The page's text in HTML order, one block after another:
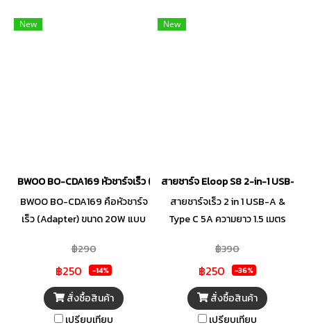
New
BWOO BO-CDA169 หัวชาร์จเร็ว (Adapter) ขนาด 20W แบบพอร์ตเดี่ยว
BWOO BO-CDA169 คือหัวชาร์จ
เร็ว (Adapter) ขนาด 20W แบบ
เทคโนโลยี Power Delivery (PD
3.0) ออกแบบมาสำหรับการชาร์จ
สมาร์ทโฟนโดยเฉพาะ
฿290
฿250 -14%
สั่งซื้อสินค้า
เปรียบเทียบ
New
สายชาร์จ Eloop S8 2-in-1 USB-A
สายชาร์จเร็ว 2 in 1 USB-A &
Type C 5A ความยาว 1.5 เมตร
จาก Type C เป็น USB-A ในตัว
วัสดุไนลอนถัก แข็งแรง ทนทาน ไม่
ขาดง่าย รองรับเทคโนโลยีชาร์จไว
ล่าสุด Support QC 4.0 / PD
100W (Max) เหมาะสำหรับใช้
฿390
฿250 -36%
สั่งซื้อสินค้า
เปรียบเทียบ